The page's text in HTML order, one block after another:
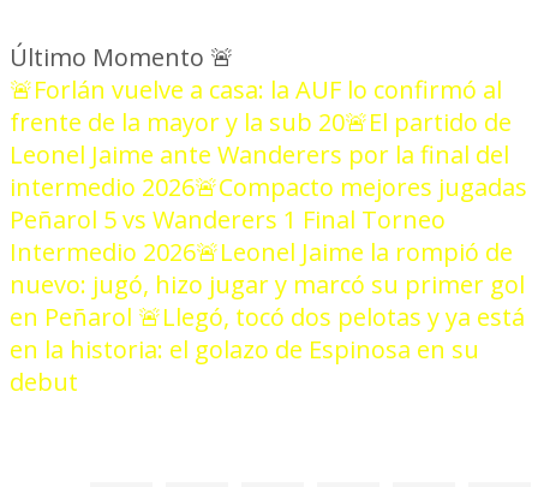
Último Momento 🚨
🚨Forlán vuelve a casa: la AUF lo confirmó al
frente de la mayor y la sub 20🚨El partido de
Leonel Jaime ante Wanderers por la final del
intermedio 2026🚨Compacto mejores jugadas
Peñarol 5 vs Wanderers 1 Final Torneo
Intermedio 2026🚨Leonel Jaime la rompió de
nuevo: jugó, hizo jugar y marcó su primer gol
en Peñarol 🚨Llegó, tocó dos pelotas y ya está
en la historia: el golazo de Espinosa en su
debut